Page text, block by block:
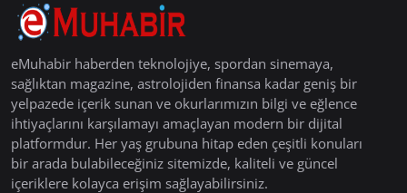
eMuhabir haberden teknolojiye, spordan sinemaya,
sağlıktan magazine, astrolojiden finansa kadar geniş bir
yelpazede içerik sunan ve okurlarımızın bilgi ve eğlence
ihtiyaçlarını karşılamayı amaçlayan modern bir dijital
platformdur. Her yaş grubuna hitap eden çeşitli konuları
bir arada bulabileceğiniz sitemizde, kaliteli ve güncel
içeriklere kolayca erişim sağlayabilirsiniz.